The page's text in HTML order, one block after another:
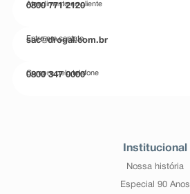
Atendimento ao cliente
0800 771 2120
Entre em contato
sac@drogal.com.br
Compre pelo telefone
0800 347 0000
Institucional
Nossa história
Especial 90 Anos